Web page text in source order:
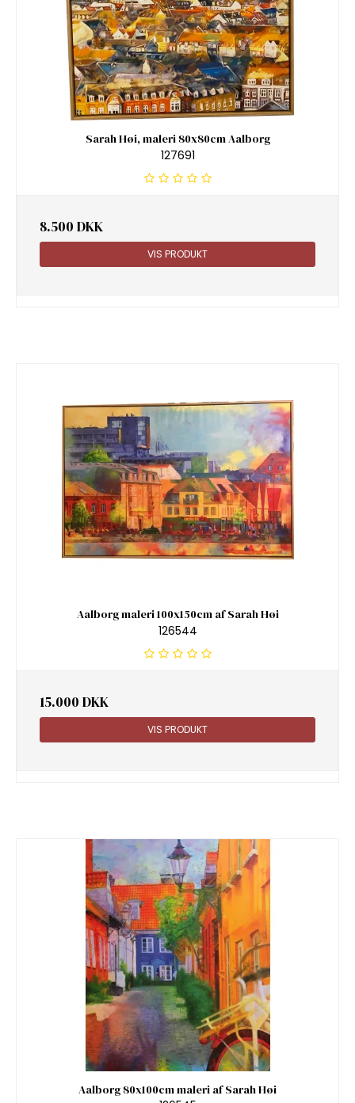
Sarah Høi, maleri 80x80cm Aalborg
127691
8.500 DKK
VIS PRODUKT
Aalborg maleri 100x150cm af Sarah Høi
126544
15.000 DKK
VIS PRODUKT
Aalborg 80x100cm maleri af Sarah Høi